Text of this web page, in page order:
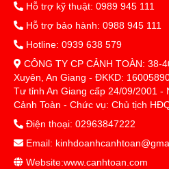
Hỗ trợ kỹ thuật: 0989 945 111
Hỗ trợ bảo hành: 0988 945 111
Hotline: 0939 638 579
CÔNG TY CP CẢNH TOÀN: 38-
Xuyên, An Giang - ĐKKD:
Tư tỉnh An Giang cấp 24/09/2001 -
Cảnh Toàn - Chức vụ: Chủ tịch
Điện thoại: 02963847222
Email:
Website:www.canhtoan.com